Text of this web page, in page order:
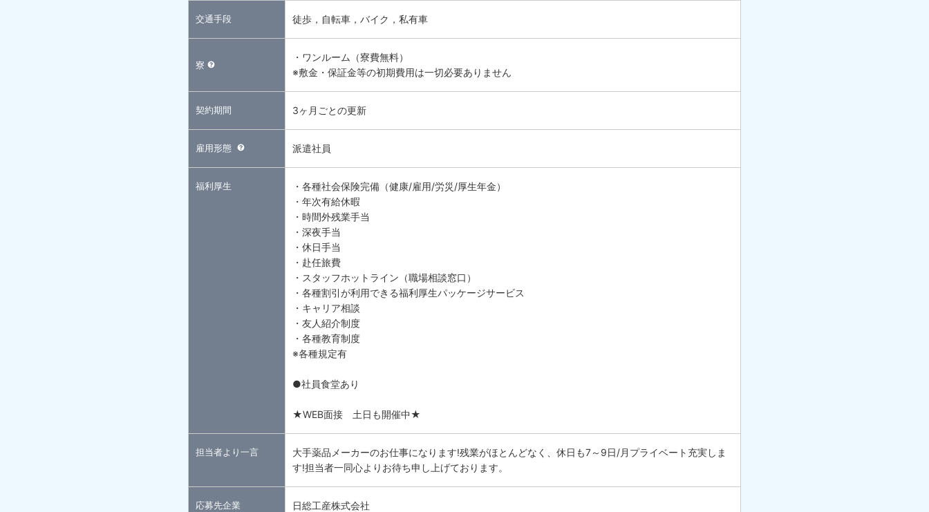
交通手段 徒歩，自転車，バイク，私有車
寮
・ワンルーム（寮費無料）
※敷金・保証金等の初期費用は一切必要ありません
契約期間 3ヶ月ごとの更新
雇用形態 派遣社員
福利厚生
・各種社会保険完備（健康/雇用/労災/厚生年金）
・年次有給休暇
・時間外残業手当
・深夜手当
・休日手当
・赴任旅費
・スタッフホットライン（職場相談窓口）
・各種割引が利用できる福利厚生パッケージサービス
・キャリア相談
・友人紹介制度
・各種教育制度
※各種規定有
●社員食堂あり
★WEB面接 土日も開催中★
担当者より一言
大手薬品メーカーのお仕事になります!残業がほとんどなく、休日も7～9日/月プライベート充実しま
す!担当者一同心よりお待ち申し上げております。
応募先企業
日総工産株式会社